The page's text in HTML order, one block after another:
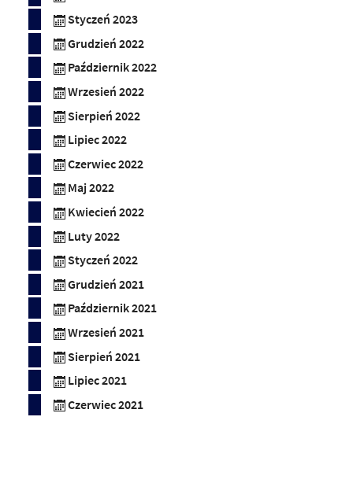
Styczeń 2023
Grudzień 2022
Październik 2022
Wrzesień 2022
Sierpień 2022
Lipiec 2022
Czerwiec 2022
Maj 2022
Kwiecień 2022
Luty 2022
Styczeń 2022
Grudzień 2021
Październik 2021
Wrzesień 2021
Sierpień 2021
Lipiec 2021
Czerwiec 2021